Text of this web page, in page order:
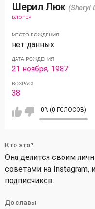
Шерил Люк (Sheryl
БЛОГЕР
МЕСТО РОЖДЕНИЯ
нет данных
ДАТА РОЖДЕНИЯ
21 ноября, 1987
ВОЗРАСТ
38
0% (0 ГОЛОСОВ)
Кто это?
Она делится своим
советами на Instagram,
подписчиков.
До славы